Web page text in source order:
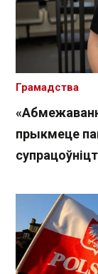
прыкмеце
Грамадства